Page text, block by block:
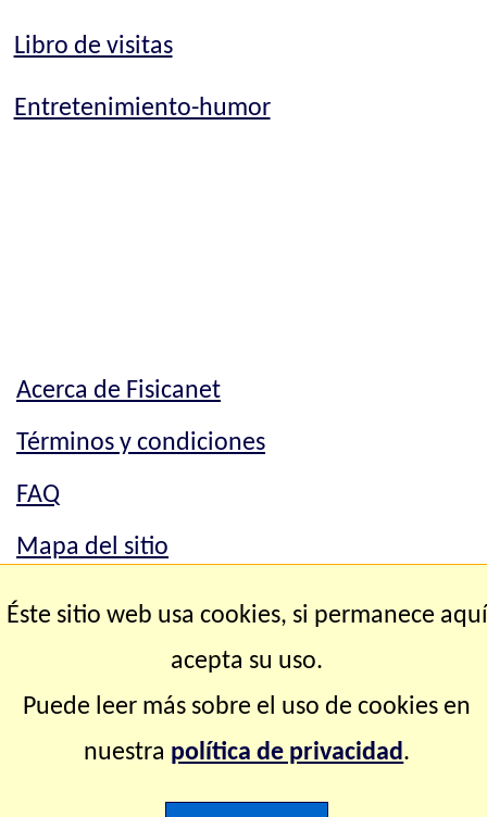
Libro de visitas
Entretenimiento-humor
Acerca de Fisicanet
Términos y condiciones
FAQ
Mapa del sitio
Mapa del sitio
Éste sitio web usa cookies, si permanece aquí
acepta su uso.
Puede leer más sobre el uso de cookies en
nuestra política de privacidad.